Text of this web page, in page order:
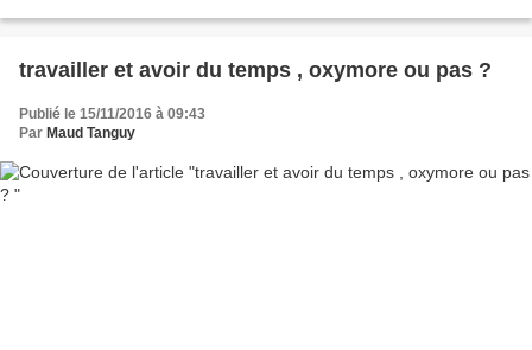
travailler et avoir du temps , oxymore ou pas ?
Publié le 15/11/2016 à 09:43
Par Maud Tanguy